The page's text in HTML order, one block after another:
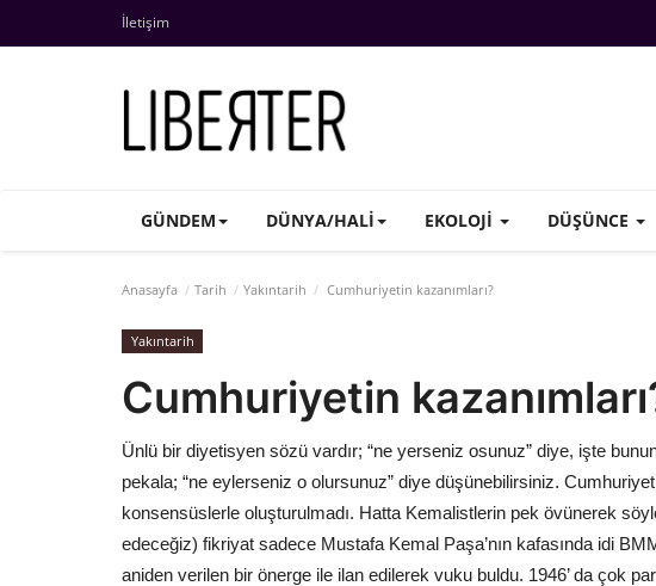
İletişim
GÜNDEM DÜNYA/HALI EKOLOJI DÜŞÜNCE
Anasayfa Tarih Yakıntarih Cumhuriyetin kazanımları?
Yakıntarih
Cumhuriyetin
Ünlü bir diyetisyen sözü vardır; “ne yerseniz osunuz” diye, işte
pekala; “ne eylerseniz o olursunuz” diye düşünebilirsiniz.
konsensüslerle oluşturulmadı. Hatta Kemalistlerin pek övünerek
edeceğiz) fikriyat sadece Mustafa Kemal Paşa’nın kafasında idi
aniden verilen bir önerge ile ilan edilerek vuku buldu. 1946’ da çok